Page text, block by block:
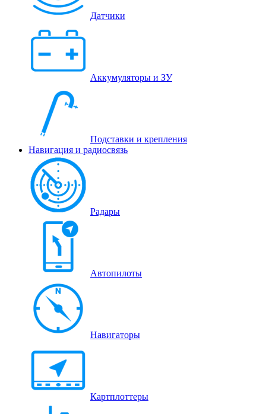
Датчики
Аккумуляторы и ЗУ
Подставки и крепления
Навигация и радиосвязь
Радары
Автопилоты
Навигаторы
Картплоттеры